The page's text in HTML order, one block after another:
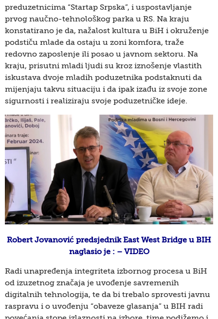
preduzetnicima “Startap Srpska”, i uspostavljanje
prvog naučno-tehnološkog parka u RS. Na kraju
konstatirano je da, nažalost kultura u BiH i okruženje
podstiču mlade da ostaju u zoni komfora, traže
redovno zaposlenje ili posao u javnom sektoru. Na
kraju, prisutni mladi ljudi su kroz iznošenje vlastith
iskustava dvoje mladih poduzetnika podstaknuti da
mijenjaju takvu situaciju i da ipak izađu iz svoje zone
sigurnosti i realiziraju svoje poduzetničke ideje.
Robert Jovanović predsjednik East West Bridge u BIH
naglasio je : – VIDEO
Radi unapređenja integriteta izbornog procesa u BiH
od izuzetnog značaja je uvođenje savremenih
digitalnih tehnologija, te da bi trebalo sprovesti javnu
raspravu i o uvođenju “obaveze glasanja” u BIH radi